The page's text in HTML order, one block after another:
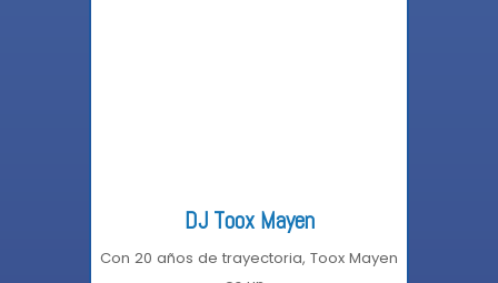
DJ Toox Mayen
Con 20 años de trayectoria, Toox Mayen